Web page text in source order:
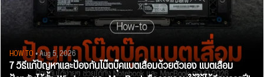
HOW TO• Aug 5, 2026
7 วิธีแก้ปัญหาและป้องกันโน๊ตบุ๊คแบตเสื่อมด้วยตัวเอง แบตเสื่อม